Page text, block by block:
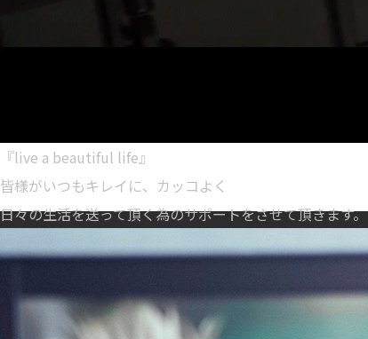
『live a beautiful life』
皆様がいつもキレイに、カッコよく
日々の生活を送って頂く為のサポートをさせて頂きます。